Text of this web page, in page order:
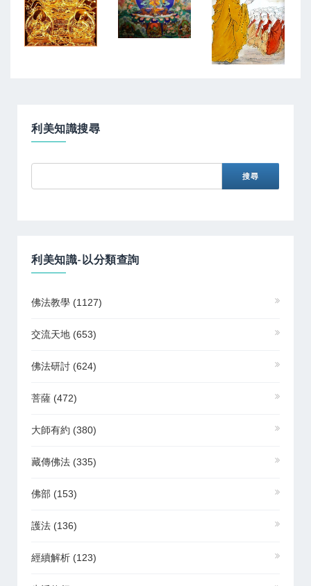
利美知識搜尋
利美知識-以分類查詢
佛法教學 (1127)
交流天地 (653)
佛法研討 (624)
菩薩 (472)
大師有約 (380)
藏傳佛法 (335)
佛部 (153)
護法 (136)
經續解析 (123)